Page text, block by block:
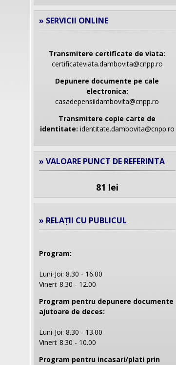
» SERVICII ONLINE
Transmitere certificate de viata:
certificateviata.dambovita@cnpp.ro
Depunere documente pe cale
electronica:
casadepensiidambovita@cnpp.ro
Transmitere copie carte de
identitate: identitate.dambovita@cnpp.ro
» VALOARE PUNCT DE REFERINTA
81 lei
» RELAȚII CU PUBLICUL
Program:
Luni-Joi: 8.30 - 16.00
Vineri: 8.30 - 12.00
Program pentru depunere documente
ajutoare de deces:
Luni-Joi: 8.30 - 13.00
Vineri: 8.30 - 10.00
Program pentru incasari/plati prin